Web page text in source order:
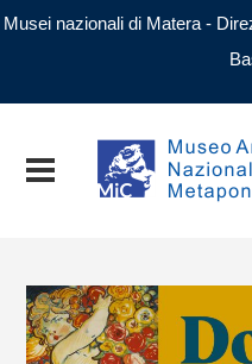
Musei nazionali di Matera -